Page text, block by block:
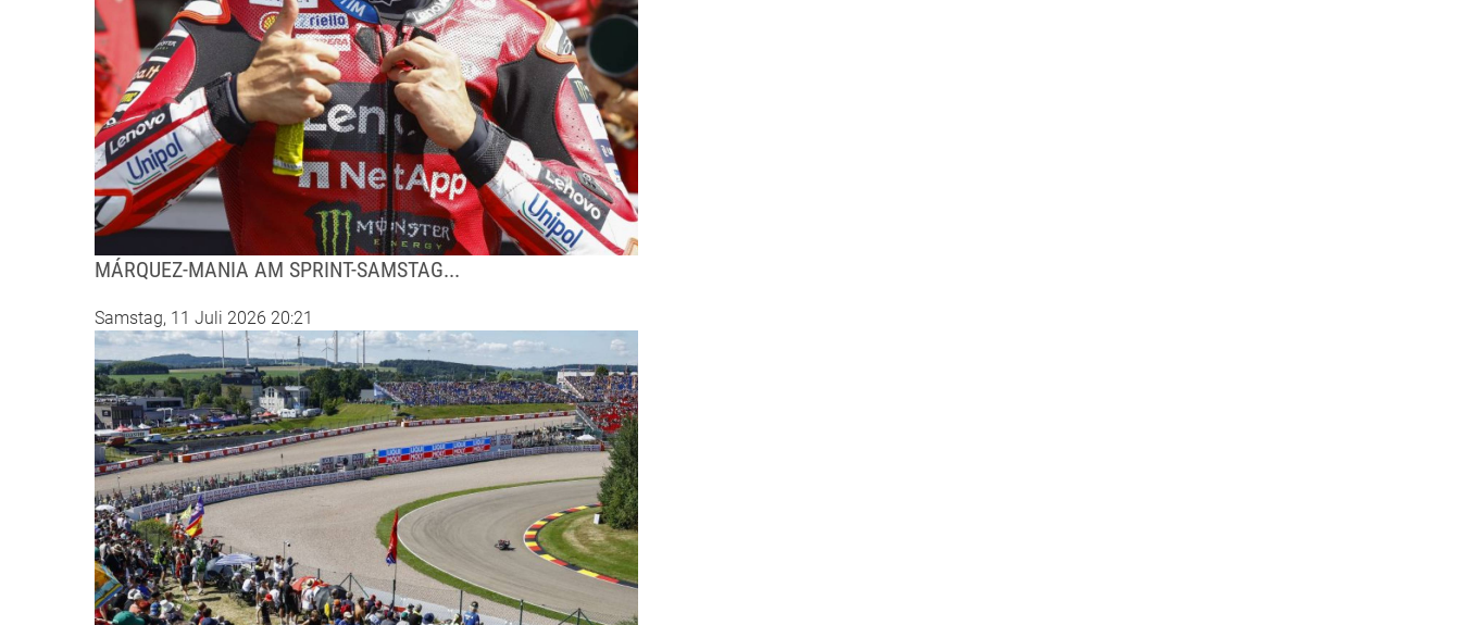
MÁRQUEZ-MANIA AM SPRINT-SAMSTAG...
Samstag, 11 Juli 2026 20:21